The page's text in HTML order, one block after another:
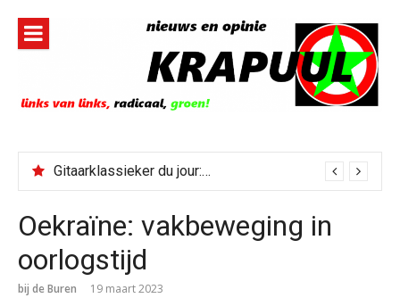
inhoud
Soulklassieker du jour: I Wish It Would Rain
Oekraïne: vakbeweging in
oorlogstijd
bij de Buren 19 maart 2023